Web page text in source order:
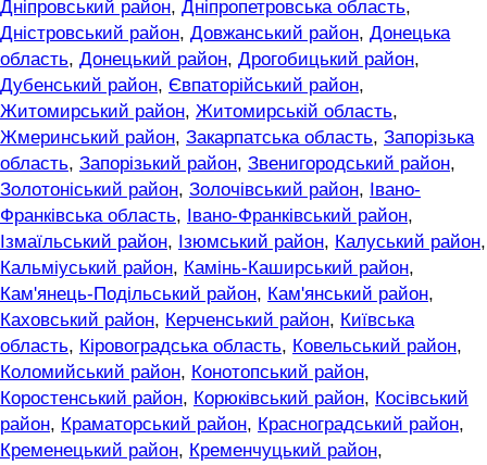
Дніпровський район, Дніпропетровська область,
Дністровський район, Довжанський район, Донецька
область, Донецький район, Дрогобицький район,
Дубенський район, Євпаторійський район,
Житомирський район, Житомирській область,
Жмеринський район, Закарпатська область, Запорізька
область, Запорізький район, Звенигородський район,
Золотоніський район, Золочівський район,
Івано-
Франківська область, Івано-Франківський район,
Ізмаїльський район, Ізюмський район, Калуський район,
Кальміуський район, Камінь-Каширський район,
Кам'янець-Подільський район, Кам'янський район,
Каховський район, Керченський район, Київська
область, Кіровоградська область, Ковельський район,
Коломийський район, Конотопський район,
Коростенський район, Корюківський район, Косівський
район, Краматорський район, Красноградський район,
Кременецький район, Кременчуцький район,